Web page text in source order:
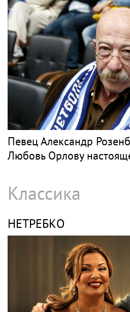
Певец Александр
Любовь Орлову
Классика
НЕТРЕБКО